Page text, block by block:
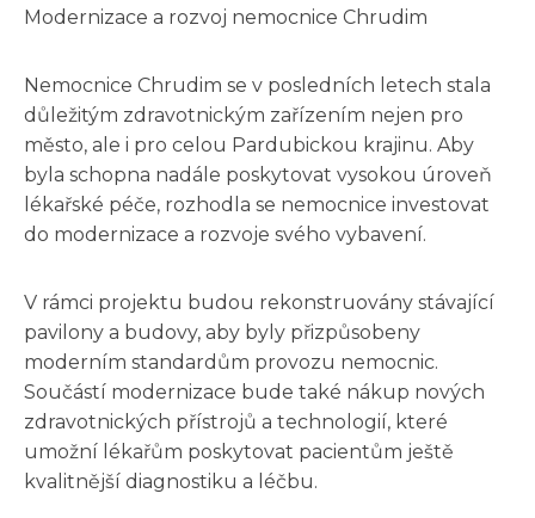
Modernizace a rozvoj nemocnice Chrudim
Nemocnice Chrudim se v posledních letech stala
důležitým zdravotnickým zařízením nejen pro
město, ale i pro celou Pardubickou krajinu. Aby
byla schopna nadále poskytovat vysokou úroveň
lékařské péče, rozhodla se nemocnice investovat
do modernizace a rozvoje svého vybavení.
V rámci projektu budou rekonstruovány stávající
pavilony a budovy, aby byly přizpůsobeny
moderním standardům provozu nemocnic.
Součástí modernizace bude také nákup nových
zdravotnických přístrojů a technologií, které
umožní lékařům poskytovat pacientům ještě
kvalitnější diagnostiku a léčbu.